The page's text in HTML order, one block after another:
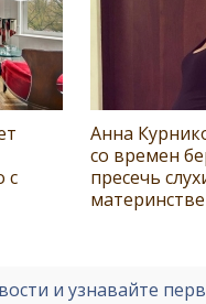
с
Анна
со времен
пресечь
материнстве
и узнавайте